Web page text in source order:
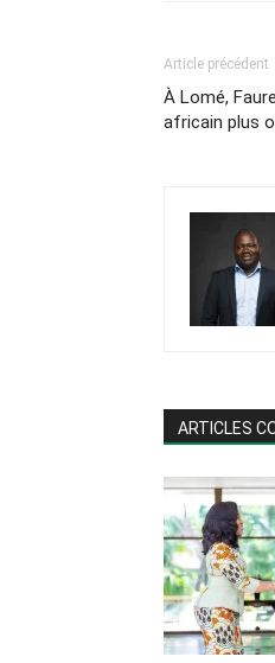
Article précédent
À Lomé,
africain plus
ARTICLES